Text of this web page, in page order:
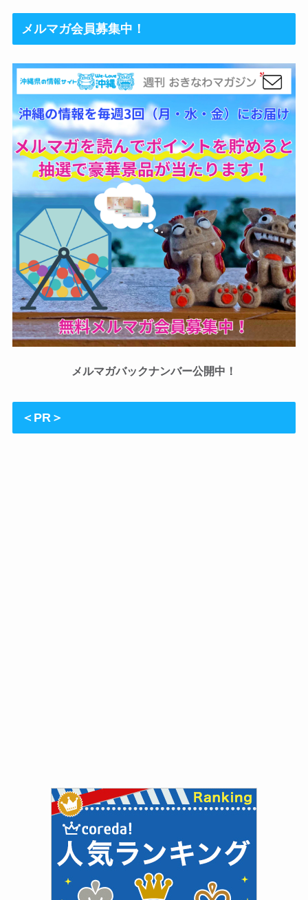
メルマガ会員募集中！
メルマガバックナンバー公開中！
＜PR＞